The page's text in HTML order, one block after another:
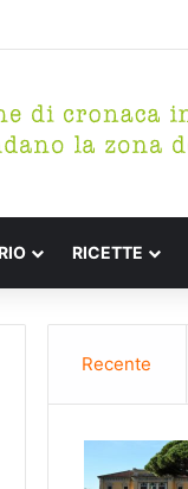
RICETTE
Recente